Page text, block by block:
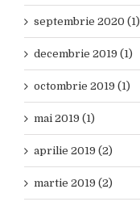
septembrie 2020 (1)
decembrie 2019 (1)
octombrie 2019 (1)
mai 2019 (1)
aprilie 2019 (2)
martie 2019 (2)